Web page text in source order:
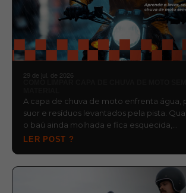
29 de jul. de 2026
A capa de chuva de moto enfrenta água,
suor e resíduos levantados pela pista.
o baú ainda molhada e fica esquecida,…
LER POST ?